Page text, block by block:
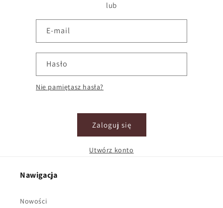
lub
E-mail
Hasło
Nie pamiętasz hasła?
Zaloguj się
Utwórz konto
Nawigacja
Nowości